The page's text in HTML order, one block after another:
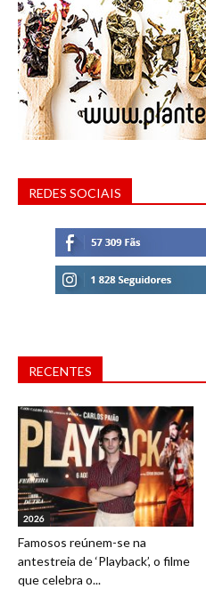
REDES SOCIAIS
RECENTES
2026
Famosos reúnem-se na
antestreia de ‘Playback’, o filme
que celebra o...